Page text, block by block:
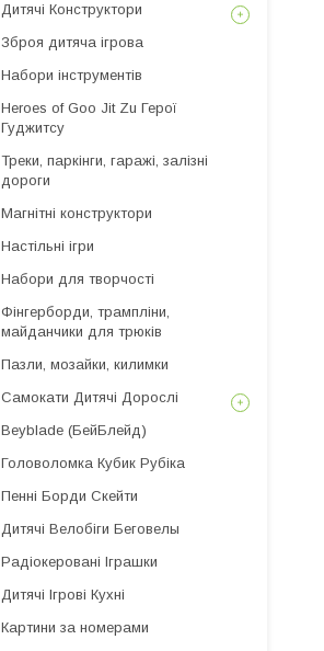
Дитячі Конструктори
Зброя дитяча ігрова
Набори інструментів
Heroes of Goo Jit Zu Герої
Гуджитсу
Треки, паркінги, гаражі, залізні
дороги
Магнітні конструктори
Настільні ігри
Набори для творчості
Фінгерборди, трампліни,
майданчики для трюків
Пазли, мозайки, килимки
Самокати Дитячі Дорослі
Beyblade (БейБлейд)
Головоломка Кубик Рубіка
Пенні Борди Скейти
Дитячі Велобіги Беговелы
Радіокеровані Іграшки
Дитячі Ігрові Кухні
Картини за номерами